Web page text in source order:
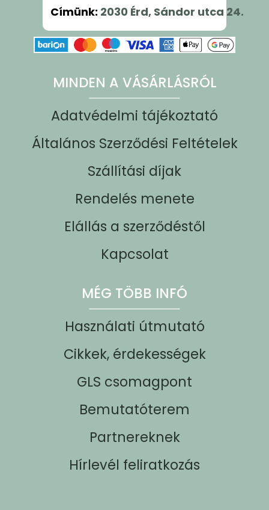
MINDEN A VÁSÁRLÁSRÓL
Adatvédelmi tájékoztató
Általános Szerződési Feltételek
Szállítási díjak
Rendelés menete
Elállás a szerződéstől
Kapcsolat
MÉG TÖBB INFÓ
Használati útmutató
Cikkek, érdekességek
GLS csomagpont
Bemutatóterem
Partnereknek
Hírlevél feliratkozás
Címünk: 2030 Érd, Sándor utca 24.